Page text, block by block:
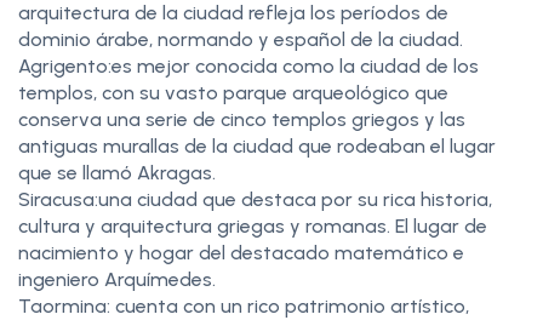
arquitectura de la ciudad refleja los períodos de
dominio árabe, normando y español de la ciudad.
Agrigento:es mejor conocida como la ciudad de los
templos, con su vasto parque arqueológico que
conserva una serie de cinco templos griegos y las
antiguas murallas de la ciudad que rodeaban el lugar
que se llamó Akragas.
Siracusa:una ciudad que destaca por su rica historia,
cultura y arquitectura griegas y romanas. El lugar de
nacimiento y hogar del destacado matemático e
ingeniero Arquímedes.
Taormina: cuenta con un rico patrimonio artístico,